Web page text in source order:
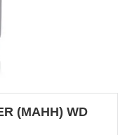
(МАНН) WD